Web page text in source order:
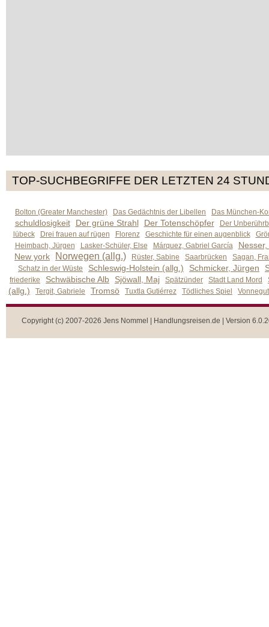
TOP-SUCHBEGRIFFE DER LETZTEN 24
Bolton (Greater Manchester) Das Gedächtnis der Libellen Das München-
schuldlosigkeit Der grüne Strahl Der Totenschöpfer
Der
lübeck
Drei frauen auf rügen Florenz Geschichte für einen augenblick
Heimbach, Jürgen
Lasker-Schüler, Else Márquez, Gabriel García
New york
Norwegen (allg.) Rüster, Sabine Saarbrücken
Sagan,
Schatz in der Wüste
Schleswig-Holstein (allg.) Schmicker, Jürgen
friederike Schwäbische Alb Sjöwall, Maj Spätzünder Stadt Land Mord
(allg.) Tergit, Gabriele Tromsö Tuxtla Gutiérrez Tödliches Spiel
Copyright (c) 2007-2026 Jens Nommel | Handlungsreisen.de | Version